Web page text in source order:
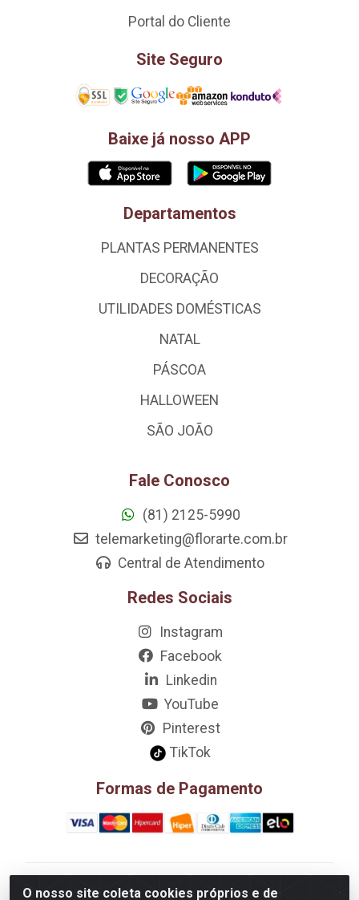
O nosso site coleta cookies próprios e de
Portal do Cliente
Site Seguro
Baixe já nosso APP
Departamentos
PLANTAS PERMANENTES
DECORAÇÃO
UTILIDADES DOMÉSTICAS
NATAL
PÁSCOA
HALLOWEEN
SÃO JOÃO
Fale Conosco
(81) 2125-5990
telemarketing@florarte.com.br
Central de Atendimento
Redes Sociais
Instagram
Facebook
Linkedin
YouTube
Pinterest
TikTok
Formas de Pagamento
D&A Decoração e Ambientação LTDA - Rua Riachão,